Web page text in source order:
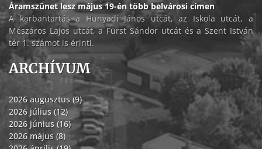
Áramszünet lesz május 19-én több belvárosi címen
A karbantartás a Hunyadi János utcát, az Iskola utcát, a
Mészáros Lajos utcát, a Fürst Sándor utcát és a Szent István
tér 1. számot is érinti.
ARCHÍVUM
2026 augusztus (9)
2026 július (12)
2026 június (16)
2026 május (8)